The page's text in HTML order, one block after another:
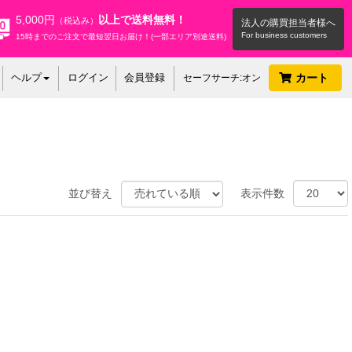
法人の購買担当者様へ
5,000円 （税込み） 以上で送料無料！
15時までのご注文で最短翌日お届け！(一部エリア別途送料)
ヘルプ ログイン 会員登録 セーフサーチ:オン カート
並び替え 表示件数